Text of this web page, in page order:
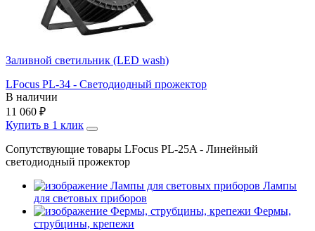
Заливной светильник (LED wash)
LFocus PL-34 - Светодиодный прожектор
В наличии
11 060 ₽
Купить в 1 клик
Сопутствующие товары LFocus PL-25A - Линейный
светодиодный прожектор
Лампы
для световых приборов
Фермы,
струбцины, крепежи